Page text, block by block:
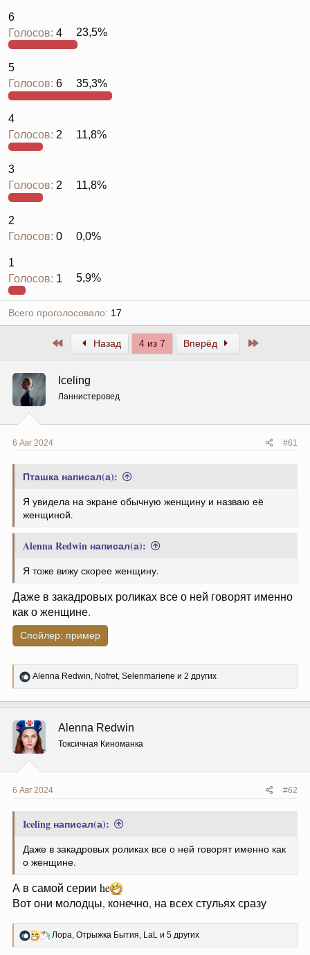
6
Голосов: 4 23,5%
5
Голосов: 6 35,3%
4
Голосов: 2 11,8%
3
Голосов: 2 11,8%
2
Голосов: 0 0,0%
1
Голосов: 1 5,9%
Всего проголосовало 17
ПервыйНазад 4 из 7 Вперёд Последний
Iceling
Ланнистеровед
6 Авг 2024 #61
Пташка написал(а):
Я увидела на экране обычную женщину и назваю её
женщиной.
Alenna Redwin написал(а):
Я тоже вижу скорее женщину.
Даже в закадровых роликах все о ней говорят именно
как о женщине.
Спойлер: пример
Р
е
ц
и
и
:
Alenna Redwin, Nofret, Selenmariene и 2 других
Alenna Redwin
Токсичная Киноманка
6 Авг 2024 #62
Iceling написал(а):
Даже в закадровых роликах все о ней говорят именно как
о женщине.
А в самой серии he
Вот они молодцы, конечно, на всех стульях сразу
Р
е
Лора, Отрыжка Бытия, LaL и 5 других